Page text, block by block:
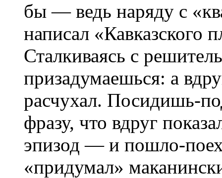
бы — ведь наряду с
написал «Кавказского
Сталкиваясь с
призадумаешься: а
расчухал. Посидишь-
фразу, что вдруг
эпизод — и пошло-
«придумал»